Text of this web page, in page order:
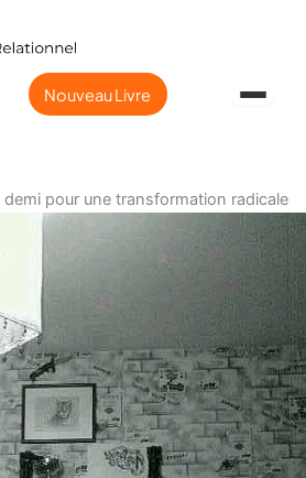
Nouveau Livre
pour une transformation radicale